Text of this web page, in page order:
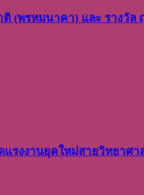
(พรหมนาคา) และ รางวัล
รงงานยุคใหม่สายวิทยาศ